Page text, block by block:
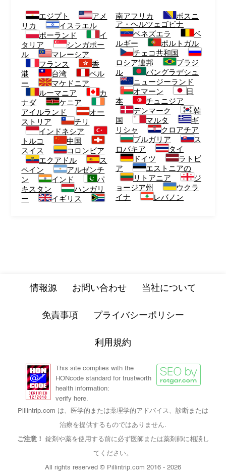
エジプト
アメ
リカ
イスラエル
ポーランド
イ
タリア
シンガポー
ル
マレーシア
フランス
香
港
台湾
ペル
ー
マケドニア
ルーマニア
カ
ナダ
ケニア
アイルランド
オー
ストリア
チリ
インドネシア
トルコ
中国
スイス
コロンビア
エクアドル
ス
ペイン
アルゼンチ
ン
インド
パ
キスタン
ハンガリ
ー
イギリス
南アフリカ
ボスニ
ア・ヘルツェゴビナ
ベネズエラ
ベ
ルギー
ポルトガル
チェコ共和国
ロシア連邦
ブラジ
ル
バングラデシュ
ニュージーランド
オマーン
日
本
チュニジア
デンマーク
韓
国
マルタ
ギ
リシャ
クロアチア
ブルガリア
ス
ロバキア
タイ
ドイツ
ラトビ
ア
エストニアの
リトアニア
ジ
ョージア州
ウクラ
イナ
レバノン
情報源 お問い合わせ 当社について
免責事項 プライバシーポリシー
利用規約
This site complies with the
HONcode standard for trustworth
health information:
verify here.
Pillintrip.com は、医学的または薬理学的アドバイス、診断または
治療を提供するものではありません.
ご注意！ 錠剤や薬を使用する前に必ず医師または薬剤師に相談し
てください。
All rights reserved © Pillintrip.com 2016 - 2026